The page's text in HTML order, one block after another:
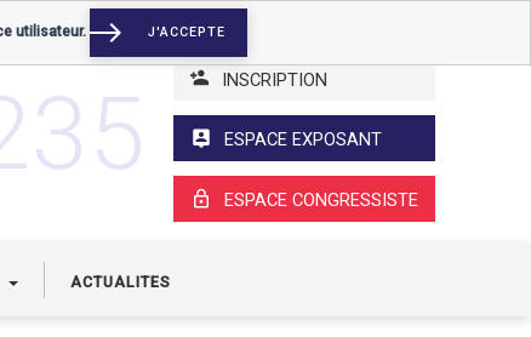
INSCRIPTION
ESPACE EXPOSANT
ESPACE CONGRESSISTE
ACTUALITES
utilisateur. J'ACCEPTE